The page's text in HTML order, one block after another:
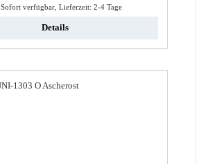
Sofort verfügbar, Lieferzeit: 2-4 Tage
Details